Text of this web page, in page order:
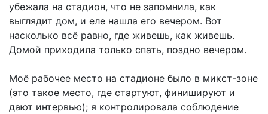
убежала на стадион, что не запомнила, как
выглядит дом, и еле нашла его вечером. Вот
насколько всё равно, где живешь, как живешь.
Домой приходила только спать, поздно вечером.
Моё рабочее место на стадионе было в микст-зоне
(это такое место, где стартуют, финишируют и
дают интервью); я контролировала соблюдение